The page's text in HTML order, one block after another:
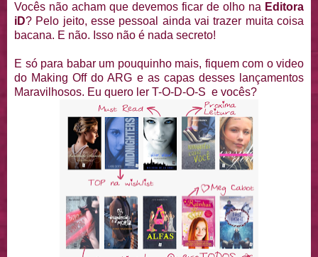
Vocês não acham que devemos ficar de olho na Editora
iD? Pelo jeito, esse pessoal ainda vai trazer muita coisa
bacana. E não. Isso não é nada secreto!
E só para babar um pouquinho mais, fiquem com o video
do Making Off do ARG e as capas desses lançamentos
Maravilhosos. Eu quero ler T-O-D-O-S e vocês?